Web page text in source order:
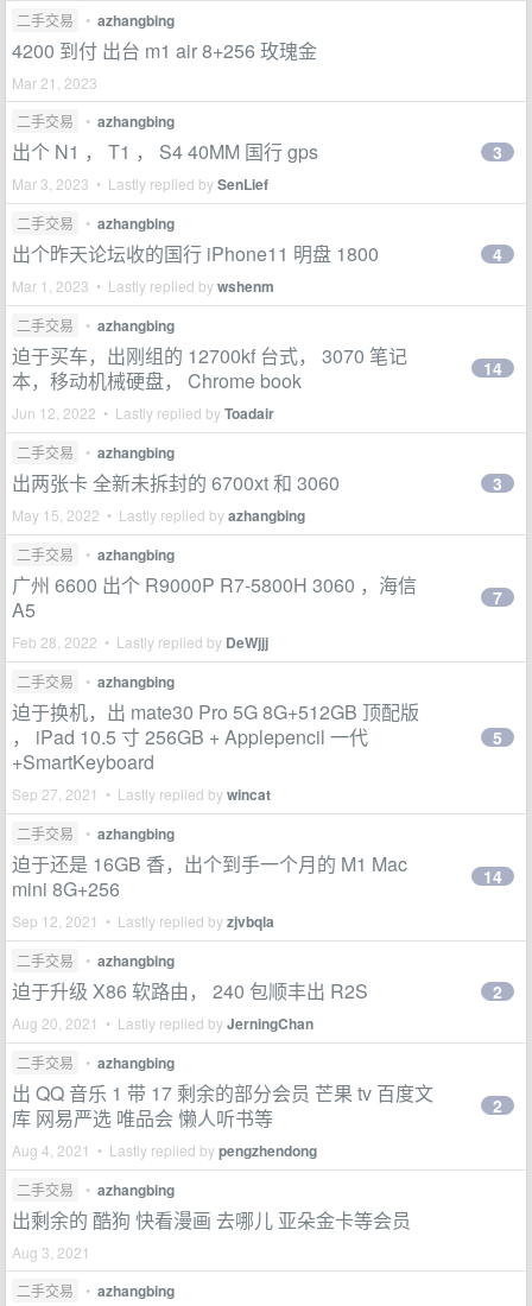
二手交易 • azhangbing
4200 到付 出台 m1 air 8+256 玫瑰金
Mar 21, 2023
二手交易
• azhangbing
出个 N1 ， T1 ， S4 40MM 国行 gps
Mar 3, 2023 • Lastly replied bySenLief
3
二手交易 • azhangbing
出个昨天论坛收的国行 iPhone11 明盘 1800
Mar 1, 2023 • Lastly replied bywshenm
4
二手交易 • azhangbing
迫于买车，出刚组的 12700kf 台式， 3070 笔记
本，移动机械硬盘， Chrome book
Jun 12, 2022 • Lastly replied byToadair
14
二手交易 • azhangbing
出两张卡 全新未拆封的 6700xt 和 3060
May 15, 2022 • Lastly replied byazhangbing
3
二手交易 • azhangbing
广州 6600 出个 R9000P R7-5800H 3060 ，海信
A5
Feb 28, 2022 • Lastly replied by DeWjjj
7
二手交易 • azhangbing
迫于换机，出 mate30 Pro 5G 8G+512GB 顶配版
， iPad 10.5 寸 256GB + Applepencil 一代
+SmartKeyboard
Sep 27, 2021 • Lastly replied bywincat
5
二手交易 • azhangbing
迫于还是 16GB 香，出个到手一个月的 M1 Mac
mini 8G+256
Sep 12, 2021 • Lastly replied byzjvbqla
14
二手交易 • azhangbing
迫于升级 X86 软路由， 240 包顺丰出 R2S
Aug 20, 2021 • Lastly replied byJerningChan
2
二手交易 • azhangbing
出 QQ 音乐 1 带 17 剩余的部分会员 芒果 tv 百度文
库 网易严选 唯品会 懒人听书等
Aug 4, 2021 • Lastly replied bypengzhendong
2
二手交易 • azhangbing
出剩余的 酷狗 快看漫画 去哪儿 亚朵金卡等会员
Aug 3, 2021
二手交易
• azhangbing